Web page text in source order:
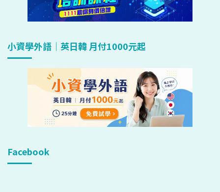
小資學外語｜英日韓 月付1000元起
Facebook